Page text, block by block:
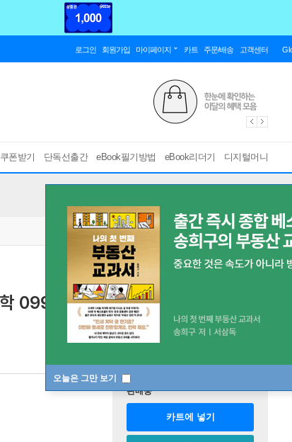
로그인 회원가입 마이페이지 카트 주문/배송 고객센터
쿠폰받기 단독선출간 eBook필기방법 eBook리더기 디지털머니
오늘은 그만 보기
099] 최서해의 금붕어[ EPUB ]
판매중
카트에 넣기